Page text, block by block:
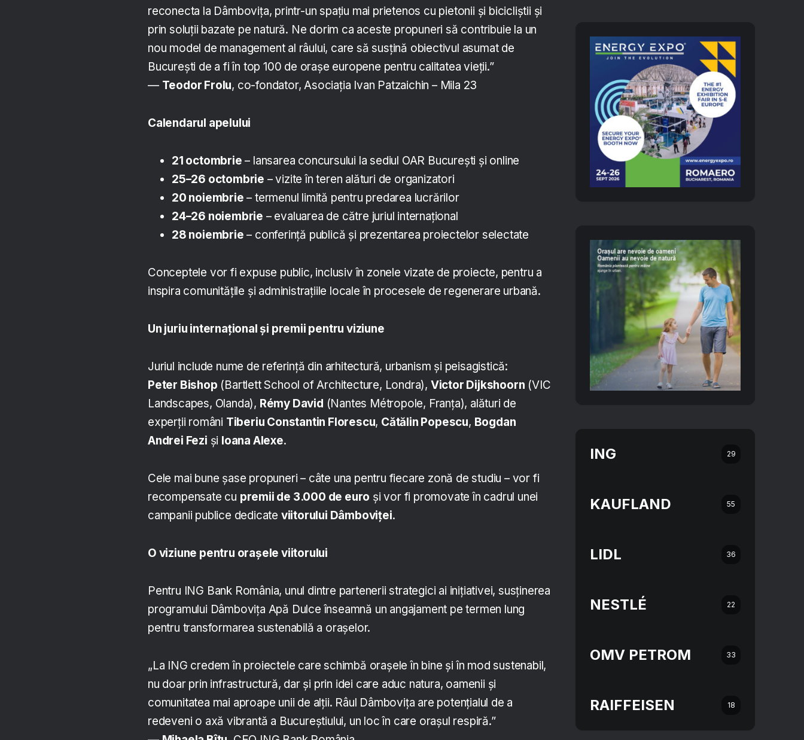
reconecta la Dâmbovița, printr-un spațiu mai prietenos cu pietonii și bicicliștii și
prin soluții bazate pe natură. Ne dorim ca aceste propuneri să contribuie la un
nou model de management al râului, care să susțină obiectivul asumat de
București de a fi în top 100 de orașe europene pentru calitatea vieții.”
— Teodor Frolu, co-fondator, Asociația Ivan Patzaichin – Mila 23
Calendarul apelului
21 octombrie – lansarea concursului la sediul OAR București și online
25–26 octombrie – vizite în teren alături de organizatori
20 noiembrie – termenul limită pentru predarea lucrărilor
24–26 noiembrie – evaluarea de către juriul internațional
28 noiembrie – conferință publică și prezentarea proiectelor selectate
Conceptele vor fi expuse public, inclusiv în zonele vizate de proiecte, pentru a
inspira comunitățile și administrațiile locale în procesele de regenerare urbană.
Un juriu internațional și premii pentru viziune
Juriul include nume de referință din arhitectură, urbanism și peisagistică:
Peter Bishop (Bartlett School of Architecture, Londra), Victor Dijkshoorn (VIC
Landscapes, Olanda), Rémy David (Nantes Métropole, Franța), alături de
experții români Tiberiu Constantin Florescu, Cătălin Popescu, Bogdan
Andrei Fezi și Ioana Alexe.
Cele mai bune șase propuneri – câte una pentru fiecare zonă de studiu – vor fi
recompensate cu premii de 3.000 de euro și vor fi promovate în cadrul unei
campanii publice dedicate viitorului Dâmboviței.
O viziune pentru orașele viitorului
Pentru ING Bank România, unul dintre partenerii strategici ai inițiativei, susținerea
programului Dâmbovița Apă Dulce înseamnă un angajament pe termen lung
pentru transformarea sustenabilă a orașelor.
„La ING credem în proiectele care schimbă orașele în bine și în mod sustenabil,
nu doar prin infrastructură, dar și prin idei care aduc natura, oamenii și
comunitatea mai aproape unii de alții. Râul Dâmbovița are potențialul de a
redeveni o axă vibrantă a Bucureștiului, un loc în care orașul respiră.”
ING 29
KAUFLAND 55
LIDL 36
NESTLÉ 22
OMV PETROM 33
RAIFFEISEN 18